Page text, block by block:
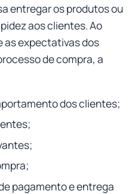
entregar os produtos ou
aos clientes. Ao
as expectativas dos
de compra, a
dos clientes;
pagamento e entrega